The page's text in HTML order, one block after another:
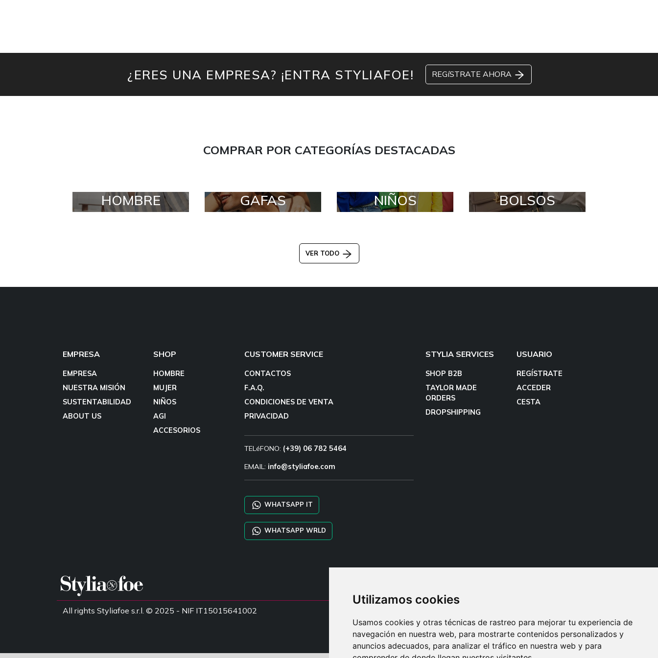
Utilizamos cookies
Usamos cookies y otras técnicas de rastreo para mejorar tu experiencia de
navegación en nuestra web, para mostrarte contenidos personalizados y
anuncios adecuados, para analizar el tráfico en nuestra web y para
¿ERES UNA EMPRESA? ¡ENTRA STYLIAFOE! REGíSTRATE AHORA
COMPRAR POR CATEGORÍAS DESTACADAS
HOMBRE GAFAS NIÑOS BOLSOS
VER TODO
EMPRESA
EMPRESA
NUESTRA MISIÓN
SUSTENTABILIDAD
ABOUT US
SHOP
HOMBRE
MUJER
NIÑOS
AGI
ACCESORIOS
CUSTOMER SERVICE
CONTACTOS
F.A.Q.
CONDICIONES DE VENTA
PRIVACIDAD
TELéFONO: (+39) 06 782 5464
EMAIL: info@styliafoe.com
WHATSAPP IT
WHATSAPP WRLD
STYLIA SERVICES
SHOP B2B
TAYLOR MADE
ORDERS
DROPSHIPPING
USUARIO
REGÍSTRATE
ACCEDER
CESTA
All rights Styliafoe s.r.l. © 2025 - NIF IT15015641002